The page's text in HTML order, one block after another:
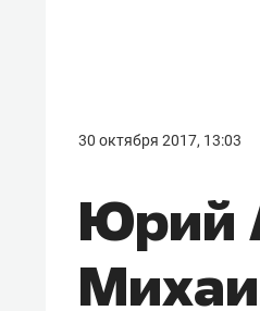
30 октября 2017, 13:03
Юрий